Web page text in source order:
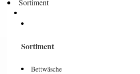
Sortiment
Sortiment
Bettwäsche